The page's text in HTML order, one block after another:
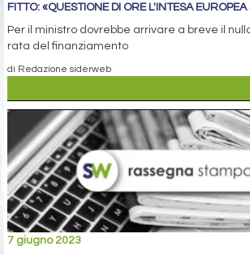
FITTO: «QUESTIONE DI ORE L'INTESA
Per il ministro dovrebbe arrivare a breve il
rata del finanziamento
di Redazione siderweb
7 giugno 2023